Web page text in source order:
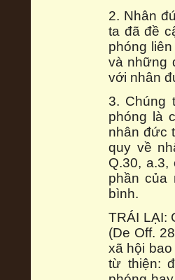
2. Nhân
ta đã đề
phóng
và những
với nhân
3. Chúng
phóng là
nhân đức
quy về
Q.30,
phần của
bình.
TRÁI LẠI:
(De Off.
xã hội
từ thiện: